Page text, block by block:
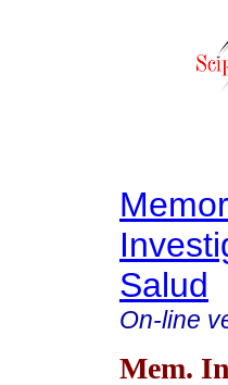
Salud
On-line
Mem.